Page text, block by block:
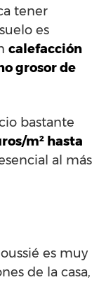
tener
es
calefacción
grosor de
bastante
m² hasta
al más
es muy
de la casa,